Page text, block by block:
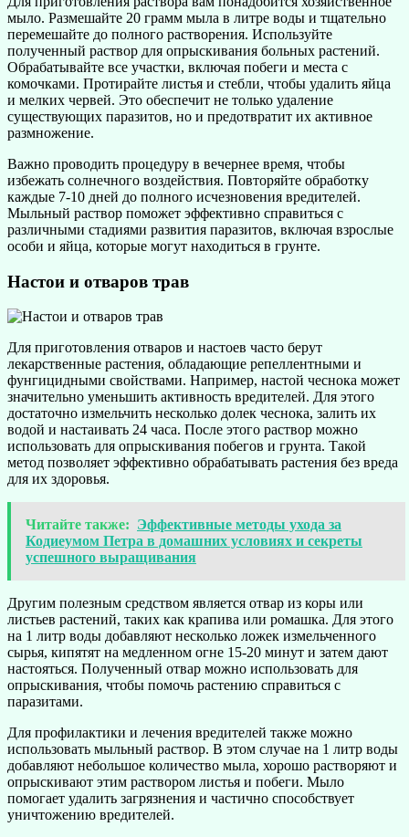
мыло. Размешайте 20 грамм мыла в литре воды и тщательно
перемешайте до полного растворения. Используйте
полученный раствор для опрыскивания больных растений.
Обрабатывайте все участки, включая побеги и места с
комочками. Протирайте листья и стебли, чтобы удалить яйца
и мелких червей. Это обеспечит не только удаление
существующих паразитов, но и предотвратит их активное
размножение.
Важно проводить процедуру в вечернее время, чтобы
избежать солнечного воздействия. Повторяйте обработку
каждые 7-10 дней до полного исчезновения вредителей.
Мыльный раствор поможет эффективно справиться с
различными стадиями развития паразитов, включая взрослые
особи и яйца, которые могут находиться в грунте.
Настои и отваров трав
Для приготовления отваров и настоев часто берут
лекарственные растения, обладающие репеллентными и
фунгицидными свойствами. Например, настой чеснока может
значительно уменьшить активность вредителей. Для этого
достаточно измельчить несколько долек чеснока, залить их
водой и настаивать 24 часа. После этого раствор можно
использовать для опрыскивания побегов и грунта. Такой
метод позволяет эффективно обрабатывать растения без вреда
для их здоровья.
Читайте также: Эффективные методы ухода за
Кодиеумом Петра в домашних условиях и секреты
успешного выращивания
Другим полезным средством является отвар из коры или
листьев растений, таких как крапива или ромашка. Для этого
на 1 литр воды добавляют несколько ложек измельченного
сырья, кипятят на медленном огне 15-20 минут и затем дают
настояться. Полученный отвар можно использовать для
опрыскивания, чтобы помочь растению справиться с
паразитами.
Для профилактики и лечения вредителей также можно
использовать мыльный раствор. В этом случае на 1 литр воды
добавляют небольшое количество мыла, хорошо растворяют и
опрыскивают этим раствором листья и побеги. Мыло
помогает удалить загрязнения и частично способствует
уничтожению вредителей.